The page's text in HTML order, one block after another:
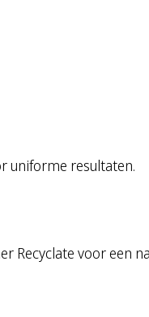
uniforme resultaten.
Recyclate voor een